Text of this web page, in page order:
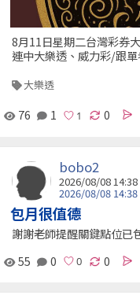
8月11日星期二台灣彩券
連中大樂透、威力彩/跟
大樂透
76 1 0
bobo2
2026/08/08 14:38
2026/08/08
包月很值德
謝謝老師提醒關鍵點位已
55
0 0